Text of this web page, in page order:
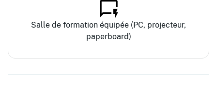
Salle de formation équipée (PC, projecteur,
paperboard)